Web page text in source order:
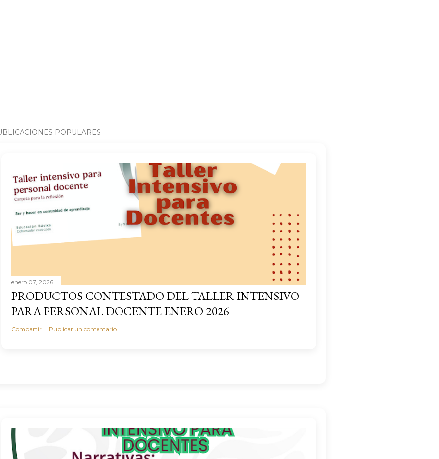
POPULARES
enero 07, 2026
PRODUCTOS CONTESTADO DEL TALLER INTENSIVO
PARA PERSONAL DOCENTE ENERO 2026
Compartir Publicar un comentario